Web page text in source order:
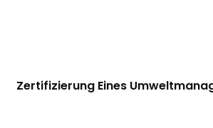
Zertifizierung Eines